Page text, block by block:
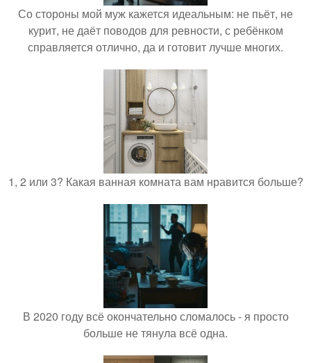
Со стороны мой муж кажется идеальным: не пьёт, не
курит, не даёт поводов для ревности, с ребёнком
справляется отлично, да и готовит лучше многих.
1, 2 или 3? Какая ванная комната вам нравится больше?
В 2020 году всё окончательно сломалось - я просто
больше не тянула всё одна.